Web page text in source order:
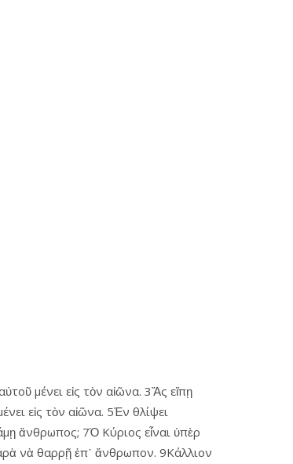
μένει εἰς τὸν αἰῶνα. 3Ἄς εἴπῃ
εἰς τὸν αἰῶνα. 5Ἐν θλίψει
ἄνθρωπος; 7Ὁ Κύριος εἶναι ὑπὲρ
νὰ θαρρῇ ἐπ᾿ ἄνθρωπον. 9Κάλλιον